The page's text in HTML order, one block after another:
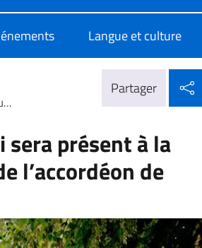
Langue et culture
Partager
sera présent à la
l’accordéon de